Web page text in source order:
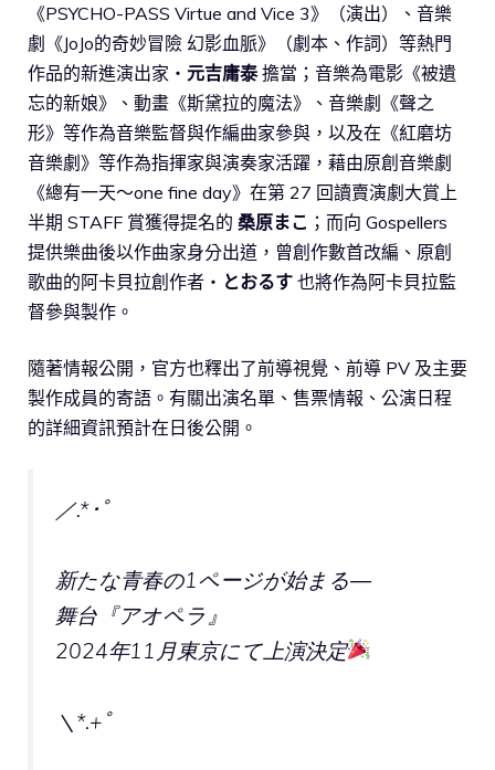
《PSYCHO-PASS Virtue and Vice 3》（演出）、音樂
劇《JoJo的奇妙冒險 幻影血脈》（劇本、作詞）等熱門
作品的新進演出家・ 元吉庸泰擔當；音樂為電影《被遺
忘的新娘》、動畫《斯黛拉的魔法》、音樂劇《聲之
形》等作為音樂監督與作編曲家參與，以及在《紅磨坊
音樂劇》等作為指揮家與演奏家活躍，藉由原創音樂劇
《總有一天～one fine day》在第 27 回讀賣演劇大賞上
半期 STAFF 賞獲得提名的 桑原まこ ；而向 Gospellers
提供樂曲後以作曲家身分出道，曾創作數首改編、原創
歌曲的阿卡貝拉創作者・ とおるす 也將作為阿卡貝拉監
督參與製作。
隨著情報公開，官方也釋出了前導視覺、前導 PV 及主要
製作成員的寄語。有關出演名單、售票情報、公演日程
的詳細資訊預計在日後公開。
／.*･ﾟ
新たな青春の1ページが始まる―
舞台『アオペラ』
2024年11月東京にて上演決定
＼*.+ﾟ